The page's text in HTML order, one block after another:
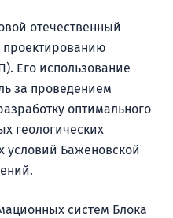
отечественный
Его использование
за проведением
оптимального
геологических
условий Баженовской
систем Блока